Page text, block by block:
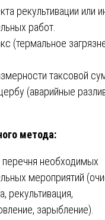
рекультивации или
работ.
(термальное
таксовой
(аварийные
метода:
необходимых
мероприятий
рекультивация,
зарыбление).